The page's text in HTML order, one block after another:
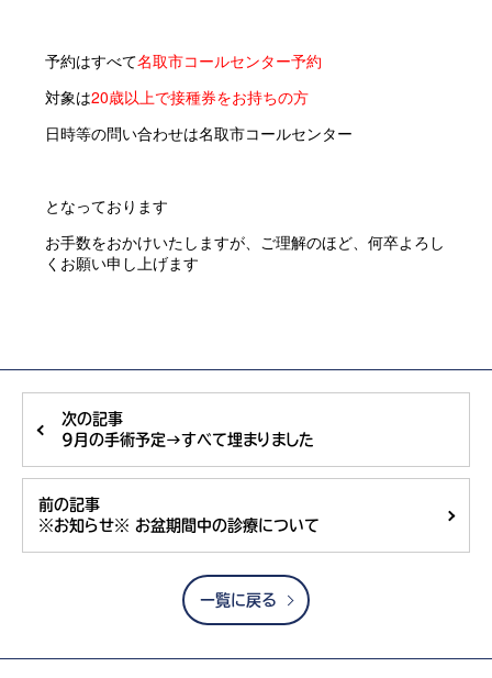
予約はすべて名取市コールセンター予約
対象は20歳以上で接種券をお持ちの方
日時等の問い合わせは名取市コールセンター
となっております
お手数をおかけいたしますが、ご理解のほど、何卒よろし
くお願い申し上げます
次の記事
9月の手術予定→すべて埋まりました
前の記事
※お知らせ※ お盆期間中の診療について
一覧に戻る